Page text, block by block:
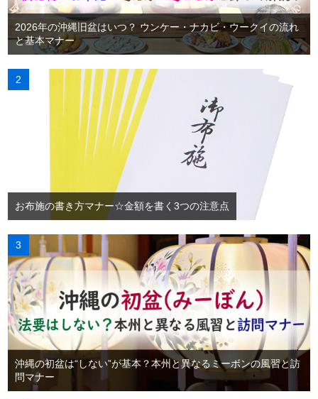
2026年の沖縄旧盆はいつ？ ウンケー・ナカビ・ウークイの流れ
と基本マナー
お布施の書き方マナー☆金額を書く3つの注意点
沖縄の初盆は“しない”が基本？本州と異なるミーボンの風習と訪
問マナー